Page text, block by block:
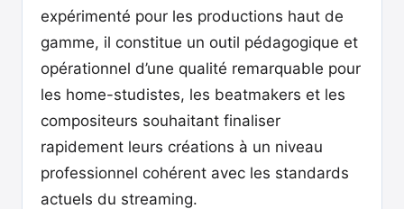
expérimenté pour les productions haut de
gamme, il constitue un outil pédagogique et
opérationnel d’une qualité remarquable pour
les home-studistes, les beatmakers et les
compositeurs souhaitant finaliser
rapidement leurs créations à un niveau
professionnel cohérent avec les standards
actuels du streaming.